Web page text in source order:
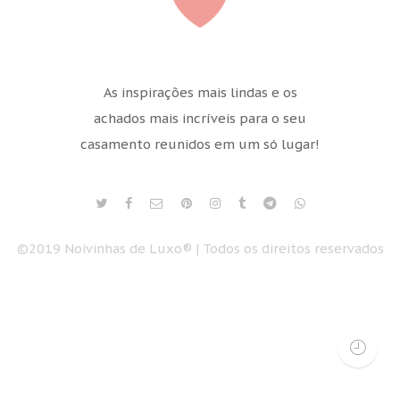
As inspirações mais lindas e os
achados mais incríveis para o seu
casamento reunidos em um só lugar!
©2019 Noivinhas de Luxo® | Todos os direitos reservados